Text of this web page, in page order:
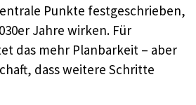
Punkte festgeschrieben,
Jahre wirken. Für
das mehr Planbarkeit – aber
dass weitere Schritte